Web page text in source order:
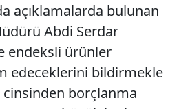
açıklamalarda bulunan
Abdi Serdar
endeksli ürünler
edeceklerini bildirmekle
cinsinden borçlanma